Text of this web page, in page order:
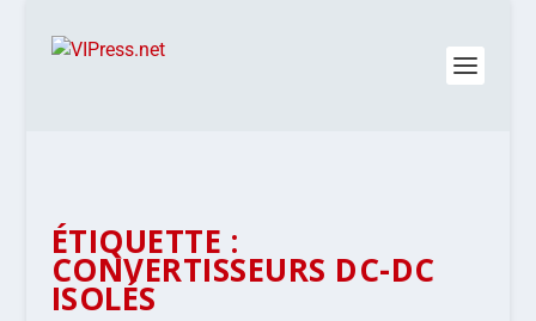
ÉTIQUETTE :
CONVERTISSEURS DC-DC
ISOLÉS